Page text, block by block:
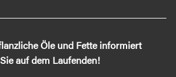
Öle und Fette informiert
auf dem Laufenden!